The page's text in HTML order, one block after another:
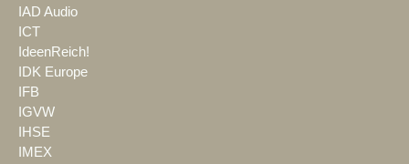
IAD Audio
ICT
IdeenReich!
IDK Europe
IFB
IGVW
IHSE
IMEX